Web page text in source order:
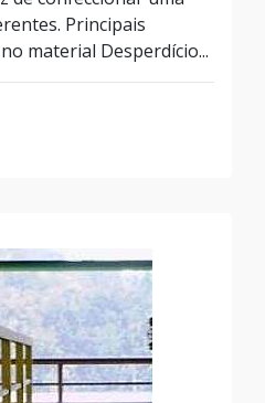
Principais
material Desperdício...